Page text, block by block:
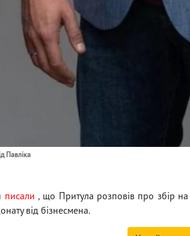
Павліка
писали , що Притула розповів про збір на
від бізнесмена.